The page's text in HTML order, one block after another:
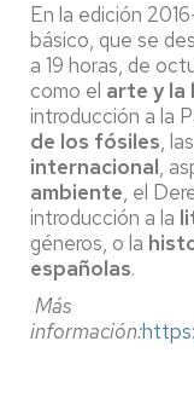
En la edición
básico, que se
a 19 horas, de
como el arte y la
introducción a la
de los fósiles,
internacional,
ambiente, el
introducción a la
géneros, o la
españolas.
Más
información: